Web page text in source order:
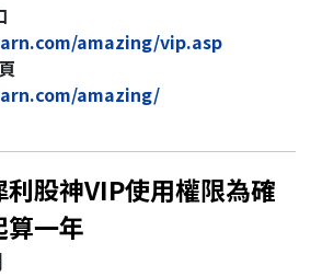
amazing/vip.asp
amazing/
股神VIP使用權限為確
一年